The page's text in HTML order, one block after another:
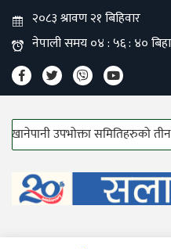
उपभोक्ता समितिहरुको तीन